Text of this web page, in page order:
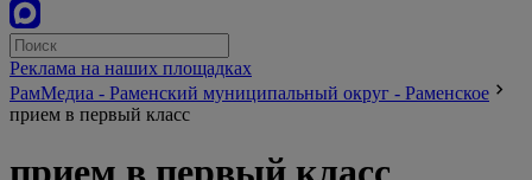
Реклама на наших площадках
РамМедиа - Раменский муниципальный округ - Раменское
прием в первый класс